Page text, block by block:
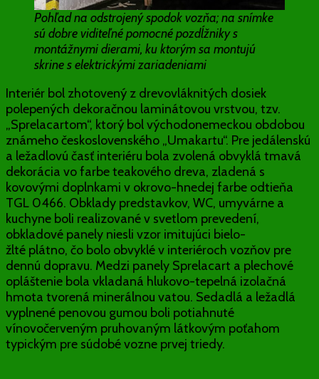
Pohľad na odstrojený spodok vozňa; na snímke
sú dobre viditeľné pomocné pozdĺžniky s
montážnymi dierami, ku ktorým sa montujú
skrine s elektrickými zariadeniami
Interiér bol zhotovený z drevovláknitých dosiek
polepených dekoračnou laminátovou vrstvou, tzv.
„Sprelacartom“, ktorý bol východonemeckou obdobou
známeho československého „Umakartu“. Pre jedálenskú
a ležadlovú časť interiéru bola zvolená obvyklá tmavá
dekorácia vo farbe teakového dreva, zladená s
kovovými doplnkami v okrovo-hnedej farbe odtieňa
TGL 0466. Obklady predstavkov, WC, umyvárne a
kuchyne boli realizované v svetlom prevedení,
obkladové panely niesli vzor imitujúci bielo-
žlté plátno, čo bolo obvyklé v interiéroch vozňov pre
dennú dopravu. Medzi panely Sprelacart a plechové
opláštenie bola vkladaná hlukovo-tepelná izolačná
hmota tvorená minerálnou vatou. Sedadlá a ležadlá
vyplnené penovou gumou boli potiahnuté
vínovočerveným pruhovaným látkovým poťahom
typickým pre súdobé vozne prvej triedy.